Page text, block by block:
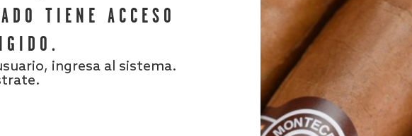
TIENE ACCESO
ingresa al sistema.